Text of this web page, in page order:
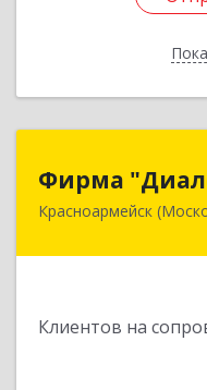
Фирма
Красноармейск
Клиентов на
141292,